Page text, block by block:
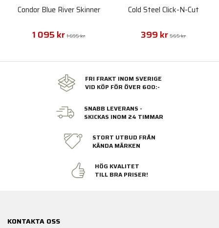
Condor Blue River Skinner
1 095 kr 1 695 kr
Cold Steel Click-N-Cut
399 kr 565 kr
FRI FRAKT INOM SVERIGE
VID KÖP FÖR ÖVER 600:-
SNABB LEVERANS -
SKICKAS INOM 24 TIMMAR
STORT UTBUD FRÅN
KÄNDA MÄRKEN
HÖG KVALITET
TILL BRA PRISER!
KONTAKTA OSS